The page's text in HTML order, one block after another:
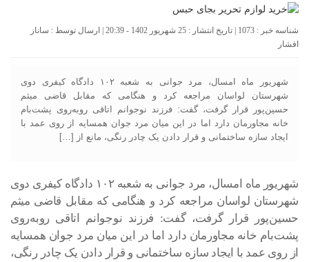
شناسه خبر : 1073 | تاریخ انتشار : 25 شهریور 1402 - 20:39 | ارسال توسط :
ساناز
افشار
شهریور ماه امسال، مرد جوانی به شعبه ۱۰۲ دادگاه کیفری دوی
شهرستان لواسان مراجعه کرد و هنگامی که مقابل قاضی میثم
حسین‌پور قرار گرفت، گفت: فرزند نوجوانم اتاقی رو‌به‌روی پشت‌بام
خانه مجاورمان دارد اما در این میان مرد جوان همسایه از روی عمد با
ایجاد سازه ساختمانی و قرار دادن یک چادر رنگی، مانع از […]
شهریور ماه امسال، مرد جوانی به شعبه ۱۰۲ دادگاه کیفری دوی
شهرستان لواسان مراجعه کرد و هنگامی که مقابل قاضی میثم
حسین‌پور قرار گرفت، گفت: فرزند نوجوانم اتاقی رو‌به‌روی
پشت‌بام خانه مجاورمان دارد اما در این میان مرد جوان همسایه
از روی عمد با ایجاد سازه ساختمانی و قرار دادن یک چادر رنگی،